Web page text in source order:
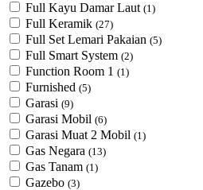
Full Kayu Damar Laut (1)
Full Keramik (27)
Full Set Lemari Pakaian (5)
Full Smart System (2)
Function Room 1 (1)
Furnished (5)
Garasi (9)
Garasi Mobil (6)
Garasi Muat 2 Mobil (1)
Gas Negara (13)
Gas Tanam (1)
Gazebo (3)